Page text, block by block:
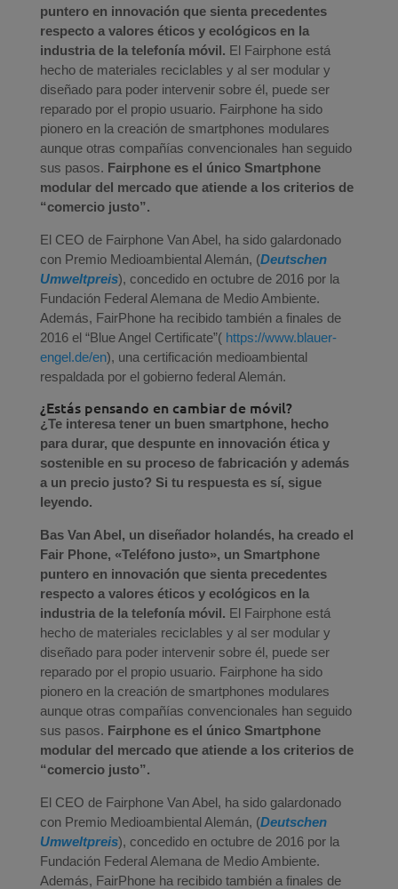
puntero en innovación que sienta precedentes
respecto a valores éticos y ecológicos en la
industria de la telefonía móvil. El Fairphone está
hecho de materiales reciclables y al ser modular y
diseñado para poder intervenir sobre él, puede ser
reparado por el propio usuario. Fairphone ha sido
pionero en la creación de smartphones modulares
aunque otras compañías convencionales han seguido
sus pasos. Fairphone es el único Smartphone
modular del mercado que atiende a los criterios de
“comercio justo”.
El CEO de Fairphone Van Abel, ha sido galardonado
con Premio Medioambiental Alemán, (Deutschen
Umweltpreis), concedido en octubre de 2016 por la
Fundación Federal Alemana de Medio Ambiente.
Además, FairPhone ha recibido también a finales de
2016 el “Blue Angel Certificate”( https://www.blauer-
engel.de/en), una certificación medioambiental
respaldada por el gobierno federal Alemán.
¿Estás pensando en cambiar de móvil?
¿Te interesa tener un buen smartphone, hecho
para durar, que despunte en innovación ética y
sostenible en su proceso de fabricación y además
a un precio justo? Si tu respuesta es sí, sigue
leyendo.
Bas Van Abel, un diseñador holandés, ha creado el
Fair Phone, «Teléfono justo», un Smartphone
puntero en innovación que sienta precedentes
respecto a valores éticos y ecológicos en la
industria de la telefonía móvil. El Fairphone está
hecho de materiales reciclables y al ser modular y
diseñado para poder intervenir sobre él, puede ser
reparado por el propio usuario. Fairphone ha sido
pionero en la creación de smartphones modulares
aunque otras compañías convencionales han seguido
sus pasos. Fairphone es el único Smartphone
modular del mercado que atiende a los criterios de
“comercio justo”.
El CEO de Fairphone Van Abel, ha sido galardonado
con Premio Medioambiental Alemán, (Deutschen
Umweltpreis), concedido en octubre de 2016 por la
Fundación Federal Alemana de Medio Ambiente.
Además, FairPhone ha recibido también a finales de